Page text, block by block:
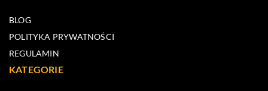
BLOG
POLITYKA PRYWATNOŚCI
REGULAMIN
KATEGORIE